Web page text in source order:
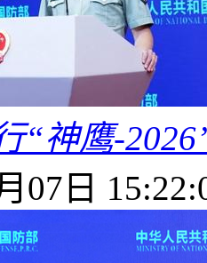
“神鹰-
07日